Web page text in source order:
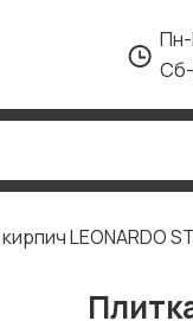
Пн-
Сб-
LEONARDO